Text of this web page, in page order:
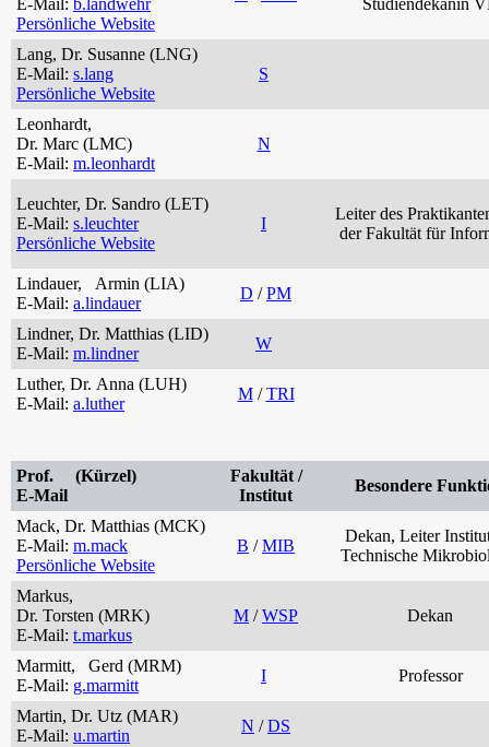
E-Mail: b.landwehr
Persönliche Website
Studiendekanin
Lang, Dr. Susanne (LNG)
E-Mail: s.lang
Persönliche Website
S
Leonhardt,
Dr. Marc (LMC)
E-Mail: m.leonhardt
N
Leuchter, Dr. Sandro (LET)
E-Mail: s.leuchter
Persönliche Website
I
Leiter des
der Fakultät für
Lindauer, Armin (LIA)
E-Mail: a.lindauer
D /PM
Lindner, Dr. Matthias (LID)
E-Mail: m.lindner
W
Luther, Dr. Anna (LUH)
E-Mail: a.luther
M/TRI
Prof. (Kürzel)
E-Mail
Fakultät /
Institut
Besondere
Mack, Dr. Matthias (MCK)
E-Mail: m.mack
Persönliche Website
B /MIB
Dekan, Leiter
Technische
Markus,
Dr. Torsten (MRK)
E-Mail: t.markus
M /WSP Dekan
Marmitt, Gerd (MRM)
E-Mail: g.marmitt
I Professor
Martin, Dr. Utz (MAR)
E-Mail: u.martin
N /DS